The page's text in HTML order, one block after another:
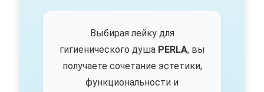
Выбирая лейку для
гигиенического душа PERLA, вы
получаете сочетание эстетики,
функциональности и